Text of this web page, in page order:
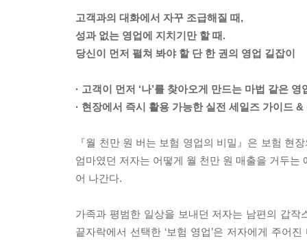
고객과의 대화에서 자꾸 조급해질 때,
성과 없는 영업에 지치기만 할 때.
당신이 먼저 펼쳐 봐야 할 단 한 권의 영업 길잡이
· 고객이 먼저 ‘나’를 찾아오게 만드는 마법 같은 영
· 현장에서 즉시 활용 가능한 실전 세일즈 가이드
『월 천만 원 버는 보험 영업의 비밀』은 보험 현
엄마였던 저자는 어떻게 월 천만 원 매출을 거두는
어 나간다.
가족과 평범한 일상을 보내던 저자는 남편의 갑
끝자락에서 선택한 ‘보험 영업’은 저자에게 주어